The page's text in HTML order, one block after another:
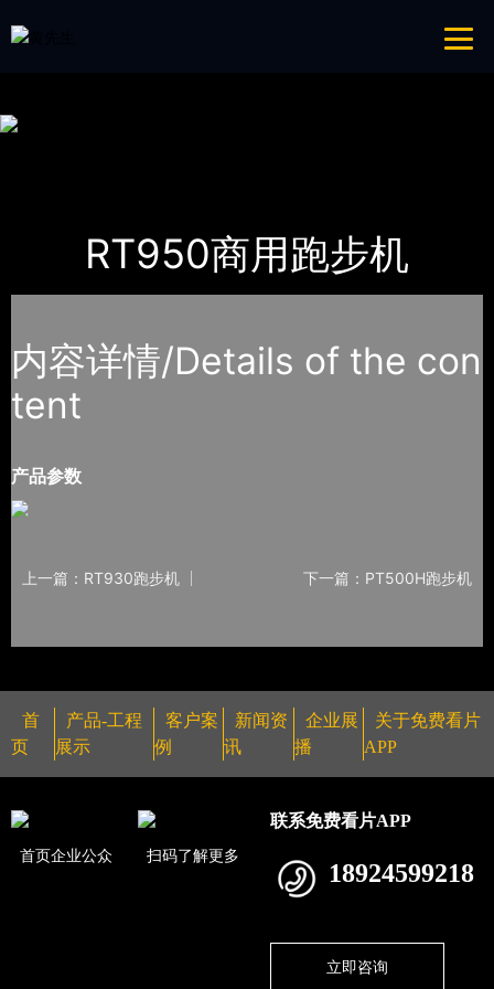
网站地图
RT950商用跑步机
内容详情/Details of the con
tent
产品参数
上一篇：RT930跑步机 下一篇：PT500H跑步机
首
页
产品-工程
展示
客户案
例
新闻资
讯
企业展
播
关于免费看片
APP
首页企业公众 扫码了解更多
联系免费看片APP
18924599218
立即咨询